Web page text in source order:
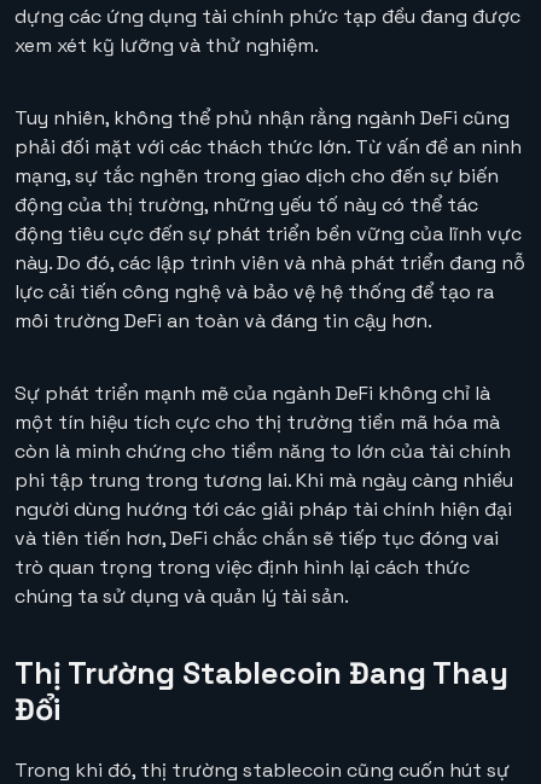
dựng các ứng dụng tài chính phức tạp đều đang được
xem xét kỹ lưỡng và thử nghiệm.
Tuy nhiên, không thể phủ nhận rằng ngành DeFi cũng
phải đối mặt với các thách thức lớn. Từ vấn đề an ninh
mạng, sự tắc nghẽn trong giao dịch cho đến sự biến
động của thị trường, những yếu tố này có thể tác
động tiêu cực đến sự phát triển bền vững của lĩnh vực
này. Do đó, các lập trình viên và nhà phát triển đang nỗ
lực cải tiến công nghệ và bảo vệ hệ thống để tạo ra
môi trường DeFi an toàn và đáng tin cậy hơn.
Sự phát triển mạnh mẽ của ngành DeFi không chỉ là
một tín hiệu tích cực cho thị trường tiền mã hóa mà
còn là minh chứng cho tiềm năng to lớn của tài chính
phi tập trung trong tương lai. Khi mà ngày càng nhiều
người dùng hướng tới các giải pháp tài chính hiện đại
và tiên tiến hơn, DeFi chắc chắn sẽ tiếp tục đóng vai
trò quan trọng trong việc định hình lại cách thức
chúng ta sử dụng và quản lý tài sản.
Thị Trường Stablecoin Đang Thay
Đổi
Trong khi đó, thị trường stablecoin cũng cuốn hút sự